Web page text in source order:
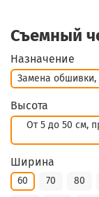
Съемный
Назначение
Замена обшивки,
Высота
От 5 до 50 см,
Ширина
60 70 80